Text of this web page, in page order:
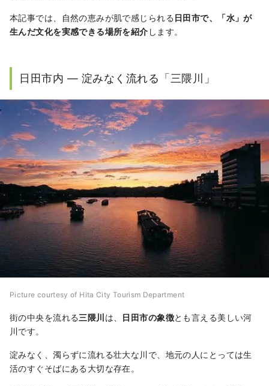
本記事では、自然の恵みが肌で感じられる 日田市で、「水」が
生んだ文化を実感できる場所を紹介 します。
日田市内 ― 淀みなく流れる「三隈川」
Picture courtesy of Hita City Tourism Department
街の中央を流れる三隈川 は、 日田市の象徴とも言える美しい河
川です。
淀みなく、濁らずに流れる壮大な川で、地元の人にとっては生
活のすぐそばにある大切な存在。